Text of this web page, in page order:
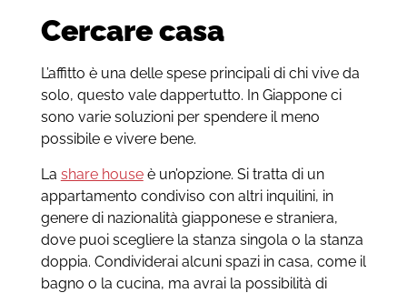
Cercare casa
L’affitto è una delle spese principali di chi vive da
solo, questo vale dappertutto. In Giappone ci
sono varie soluzioni per spendere il meno
possibile e vivere bene.
La share houseè un’opzione. Si tratta di un
appartamento condiviso con altri inquilini, in
genere di nazionalità giapponese e straniera,
dove puoi scegliere la stanza singola o la stanza
doppia. Condividerai alcuni spazi in casa, come il
bagno o la cucina, ma avrai la possibilità di